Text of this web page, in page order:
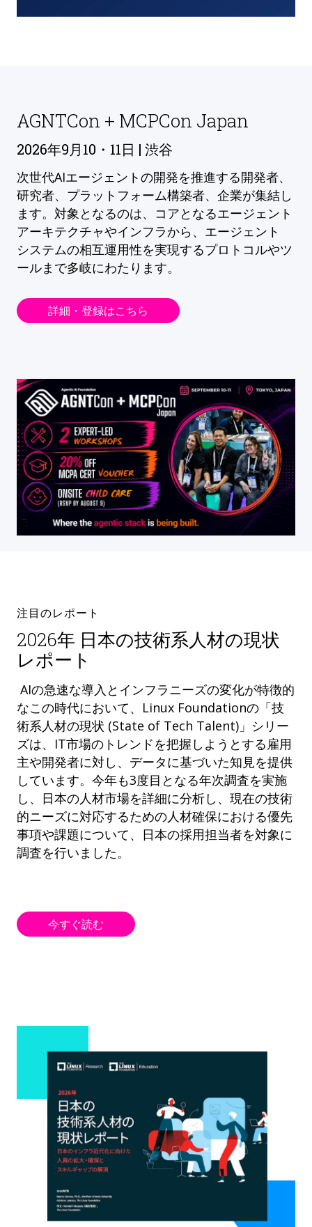
AGNTCon + MCPCon Japan
2026年9月10・11日 | 渋谷
次世代AIエージェントの開発を推進する開発者、
研究者、プラットフォーム構築者、企業が集結し
ます。対象となるのは、コアとなるエージェント
アーキテクチャやインフラから、エージェント
システムの相互運用性を実現するプロトコルやツ
ールまで多岐にわたります。
詳細・登録はこちら
注目のレポート
2026年 日本の技術系人材の現状
レポート
AIの急速な導入とインフラニーズの変化が特徴的
なこの時代において、Linux Foundationの「技
術系人材の現状 (State of Tech Talent)」シリー
ズは、IT市場のトレンドを把握しようとする雇用
主や開発者に対し、データに基づいた知見を提供
しています。今年も3度目となる年次調査を実施
し、日本の人材市場を詳細に分析し、現在の技術
的ニーズに対応するための人材確保における優先
事項や課題について、日本の採用担当者を対象に
調査を行いました。
今すぐ読む